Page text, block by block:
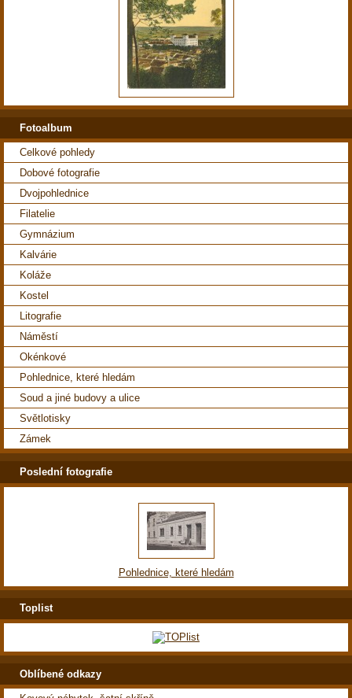
Fotoalbum
Celkové pohledy
Dobové fotografie
Dvojpohlednice
Filatelie
Gymnázium
Kalvárie
Koláže
Kostel
Litografie
Náměstí
Okénkové
Pohlednice, které hledám
Soud a jiné budovy a ulice
Světlotisky
Zámek
Poslední fotografie
Pohlednice, které hledám
Toplist
Oblíbené odkazy